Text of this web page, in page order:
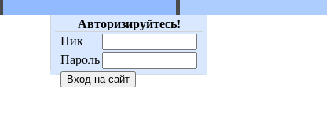
Авторизируйтесь!
Ник
Пароль